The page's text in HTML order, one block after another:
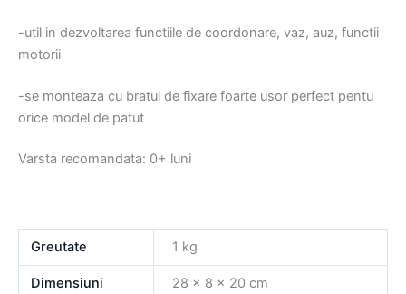
-util in dezvoltarea functiile de coordonare, vaz, auz, functii
motorii
-se monteaza cu bratul de fixare foarte usor perfect pentu
orice model de patut
Varsta recomandata: 0+ luni
Greutate 1 kg
Dimensiuni 28 × 8 × 20 cm